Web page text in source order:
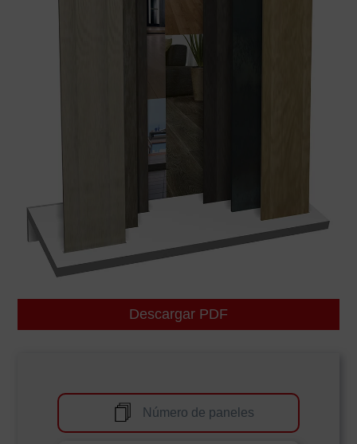
Descargar PDF
Número de paneles